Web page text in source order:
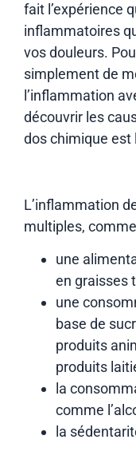
fait l’expérience
inflammatoires
vos douleurs.
simplement de
l’inflammation
découvrir les
dos chimique est
L’inflammation
multiples,
une
en graisses
une
base de
produits
produits
la
comme
la